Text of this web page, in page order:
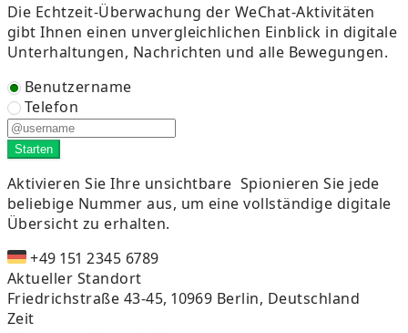
Die Echtzeit-Überwachung der WeChat-Aktivitäten
gibt Ihnen einen unvergleichlichen Einblick in digitale
Unterhaltungen, Nachrichten und alle Bewegungen.
Benutzername
Telefon
Starten
Aktivieren Sie Ihre unsichtbare Spionieren Sie jede
beliebige Nummer aus, um eine vollständige digitale
Übersicht zu erhalten.
+49 151 2345 6789
Aktueller Standort
Friedrichstraße 43-45, 10969 Berlin, Deutschland
Zeit